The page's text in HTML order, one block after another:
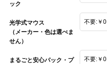
ック
光学式マウス
（メーカー・色は選べま
せん）
まるごと安心パック・プ